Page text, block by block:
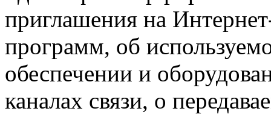
приглашения на
программ, об
обеспечении и
каналах связи, о